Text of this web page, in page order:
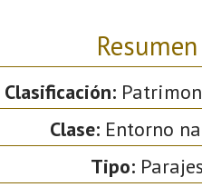
Resumen
Clasificación:
Clase: Entorno
Tipo:Parajes